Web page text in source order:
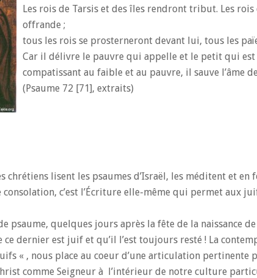
Les rois de Tarsis et des îles rendront tribut. Les rois
offrande ;
tous les rois se prosterneront devant lui, tous les
Car il délivre le pauvre qui appelle et le petit qui est
compatissant au faible et au pauvre, il sauve l’âme
(Psaume 72 [71], extraits)
chrétiens lisent les psaumes d’Israël, les méditent et en
consolation, c’est l’Écriture elle-même qui permet aux
psaume, quelques jours après la fête de la naissance de
dernier est juif et qu’il l’est toujours resté ! La
« , nous place au coeur d’une articulation pertinente
comme Seigneur à l’intérieur de notre culture